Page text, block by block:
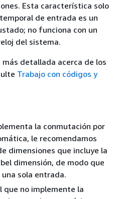
Esta característica solo
de entrada es un
no funciona con un
del sistema.
detallada acerca de los
Trabajo con códigos y
la conmutación por
le recomendamos
dimensiones que incluye la
dimensión, de modo que
sola entrada.
que no implemente la